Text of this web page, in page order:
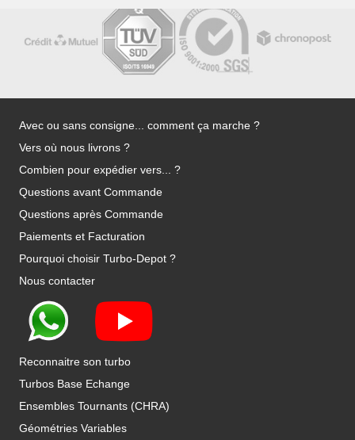
Avec ou sans consigne... comment ça marche ?
Vers où nous livrons ?
Combien pour expédier vers... ?
Questions avant Commande
Questions après Commande
Paiements et Facturation
Pourquoi choisir Turbo-Depot ?
Nous contacter
Reconnaitre son turbo
Turbos Base Echange
Ensembles Tournants (CHRA)
Géométries Variables